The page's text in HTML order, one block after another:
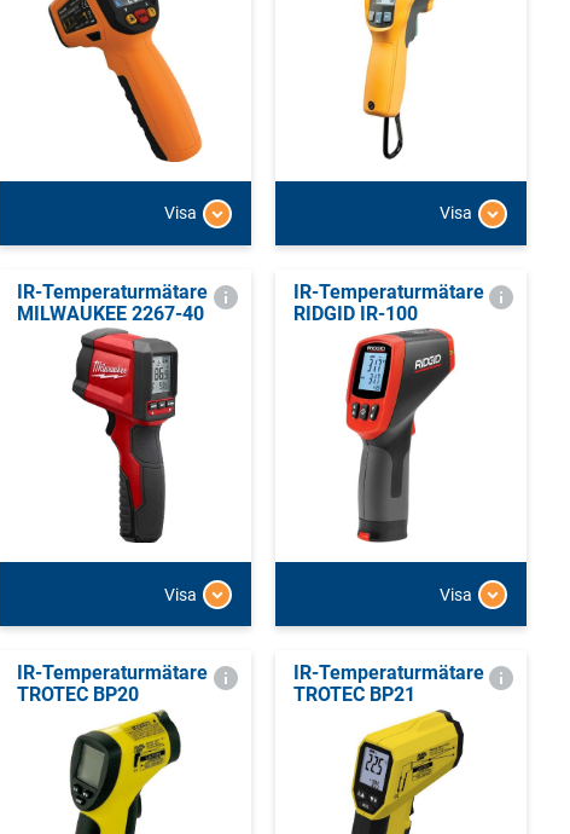
Visa Visa
IR-Temperaturmätare
MILWAUKEE 2267-40
Visa
IR-Temperaturmätare
RIDGID IR-100
Visa
IR-Temperaturmätare
TROTEC BP20
IR-Temperaturmätare
TROTEC BP21